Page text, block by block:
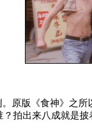
原版《食神》之
拍出来八成就是